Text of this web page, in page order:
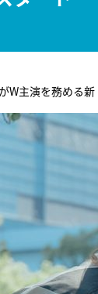
W主演を務める新